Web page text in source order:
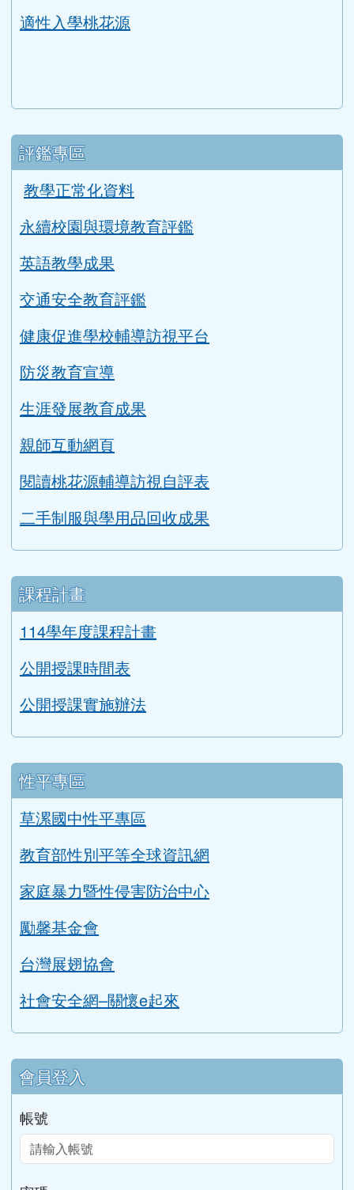
教育部因材網
升學資訊
link to https://tyc.entry.edu.tw/
ink to https://tyc.entry.edu.tw/NoExamImitate_TL/
115年教育會考重要日程表
桃園智學吧
適性入學桃花源
評鑑專區
教學正常化資料
永續校園與環境教育評鑑
英語教學成果
交通安全教育評鑑
健康促進學校輔導訪視平台
防災教育宣導
生涯發展教育成果
閱讀桃花源輔導訪視自評表
二手制服與學用品回收成果
課程計畫
114學年度課程計畫
公開授課時間表
公開授課實施辦法
性平專區
教育部性別平等全球資訊網